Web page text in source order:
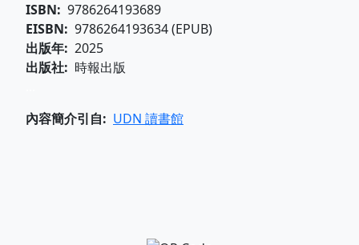
ISBN
9786264193689
EISBN
9786264193634 (EPUB)
出版年 2025
出版社
時報出版
內容簡介引自
UDN 讀書館